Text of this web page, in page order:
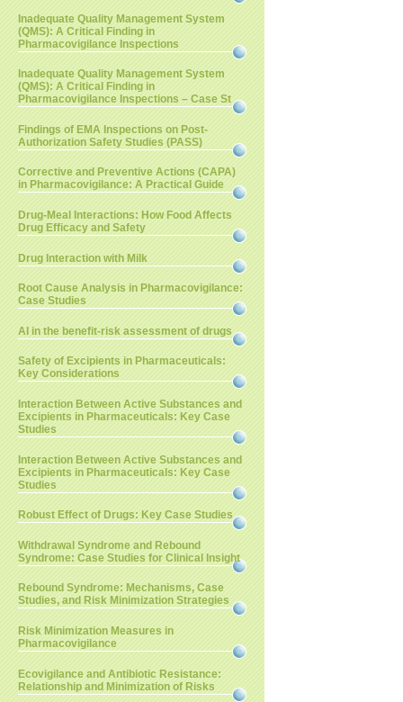
Inadequate Quality Management System
(QMS): A Critical Finding in
Pharmacovigilance Inspections
Inadequate Quality Management System
(QMS): A Critical Finding in
Pharmacovigilance Inspections – Case St
Findings of EMA Inspections on Post-
Authorization Safety Studies (PASS)
Corrective and Preventive Actions (CAPA)
in Pharmacovigilance: A Practical Guide
Drug-Meal Interactions: How Food Affects
Drug Efficacy and Safety
Drug Interaction with Milk
Root Cause Analysis in Pharmacovigilance:
Case Studies
AI in the benefit-risk assessment of drugs
Safety of Excipients in Pharmaceuticals:
Key Considerations
Interaction Between Active Substances and
Excipients in Pharmaceuticals: Key Case
Studies
Interaction Between Active Substances and
Excipients in Pharmaceuticals: Key Case
Studies
Robust Effect of Drugs: Key Case Studies
Withdrawal Syndrome and Rebound
Syndrome: Case Studies for Clinical Insight
Rebound Syndrome: Mechanisms, Case
Studies, and Risk Minimization Strategies
Risk Minimization Measures in
Pharmacovigilance
Ecovigilance and Antibiotic Resistance:
Relationship and Minimization of Risks